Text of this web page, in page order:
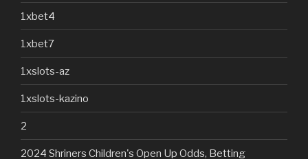
1xbet4
1xbet7
1xslots-az
1xslots-kazino
2
2024 Shriners Children's Open Up Odds, Betting